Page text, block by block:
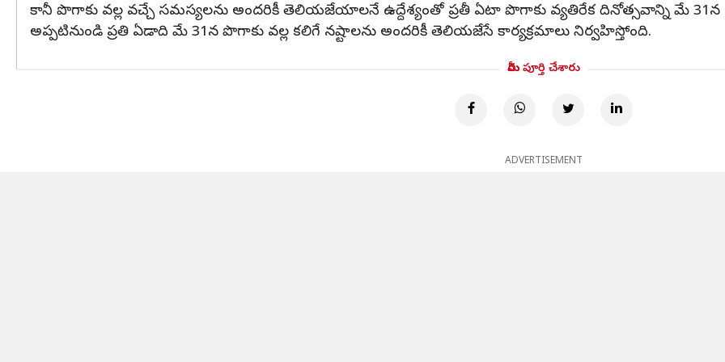
కానీ పొగాకు వల్ల వచ్చే సమస్యలను అందరికీ తెలియజేయాలనే ఉద్దేశ్యంతో ప్రతీ ఏటా పొగాకు వ్యతిరేక దినోత్సవాన్ని మే
అప్పటినుండి ప్రతి ఏడాది మే 31న పొగాకు వల్ల కలిగే నష్టాలను అందరికీ తెలియజేసే కార్యక్రమాలు నిర్వహిస్తోంది.
మీరు పూర్తి చేశారు
ADVERTISEMENT